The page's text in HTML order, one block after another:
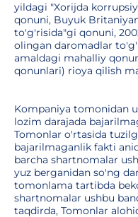
yildagi "Xorijda
qonuni, Buyuk
to'g'risida"gi qonuni,
olingan daromadlar
amaldagi mahalliy
qonunlari) rioya qilish
Kompaniya tomonidan
lozim darajada
Tomonlar o'rtasida
bajarilmaganlik fakti
barcha shartnomalar
yuz berganidan so'ng
tomonlama tartibda
shartnomalar ushbu
taqdirda, Tomonlar